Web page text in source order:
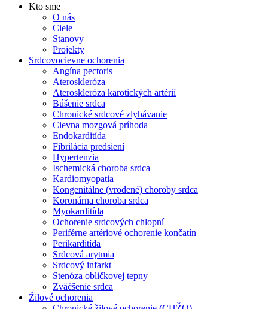
Kto sme
O nás
Ciele
Stanovy
Projekty
Srdcovocievne ochorenia
Angína pectoris
Ateroskleróza
Ateroskleróza karotických artérií
Búšenie srdca
Chronické srdcové zlyhávanie
Cievna mozgová príhoda
Endokarditída
Fibrilácia predsiení
Hypertenzia
Ischemická choroba srdca
Kardiomyopatia
Kongenitálne (vrodené) choroby srdca
Koronárna choroba srdca
Myokarditída
Ochorenie srdcových chlopní
Periférne artériové ochorenie končatín
Perikarditída
Srdcová arytmia
Srdcový infarkt
Stenóza obličkovej tepny
Zväčšenie srdca
Žilové ochorenia